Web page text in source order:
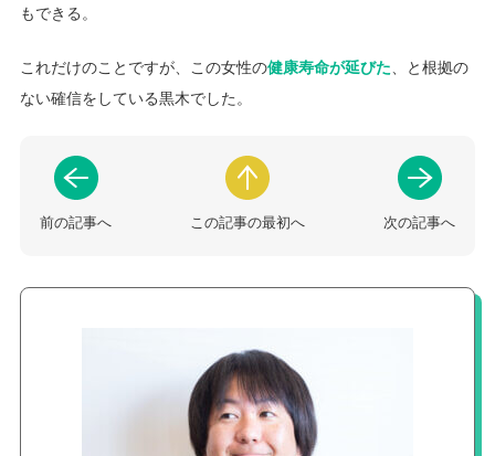
もできる。
これだけのことですが、この女性の健康寿命が延びた、と根拠の
ない確信をしている黒木でした。
前の記事へ この記事の最初へ 次の記事へ